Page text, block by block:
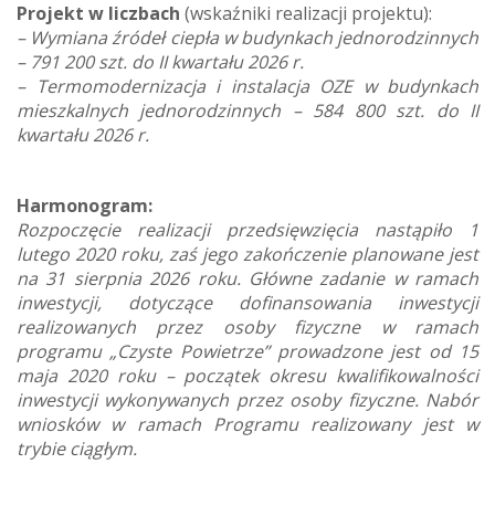
Projekt w liczbach (wskaźniki realizacji projektu):
– Wymiana źródeł ciepła w budynkach jednorodzinnych
– 791 200 szt. do II kwartału 2026 r.
– Termomodernizacja i instalacja OZE w budynkach
mieszkalnych jednorodzinnych – 584 800 szt. do II
kwartału 2026 r.
Harmonogram:
Rozpoczęcie realizacji przedsięwzięcia nastąpiło 1
lutego 2020 roku, zaś jego zakończenie planowane jest
na 31 sierpnia 2026 roku. Główne zadanie w ramach
inwestycji, dotyczące dofinansowania inwestycji
realizowanych przez osoby fizyczne w ramach
programu „Czyste Powietrze” prowadzone jest od 15
maja 2020 roku – początek okresu kwalifikowalności
inwestycji wykonywanych przez osoby fizyczne. Nabór
wniosków w ramach Programu realizowany jest w
trybie ciągłym.